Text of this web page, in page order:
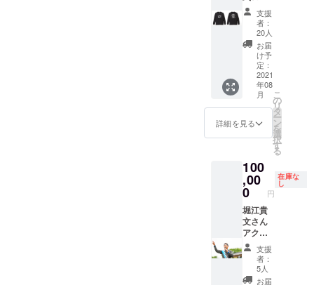
知安町
付近 ＊
交通費
や滞在
費につ
いては
購入者
様の自
己負担
となり
ます。
人の食
事会の
仕切り
方や、
VIPな
方々と
の付き
合い方
を知り
たい ・
スケ
ど そん
なお話
を聞き
たい、
相談し
たい
方、30
分間
みっち
り話し
ましょ
グTシャ
ツ ・デ
ザイン
は写真
の通り
です ・
サイズ
はXLか
Mを発
送元で
ランダ
ムに選
択させ
だきま
す
支援
者：
20人
お届
け予
定：
2021
年08
月
詳細を見る
こ
の
リ
タ
ー
ン
を
選
択
す
る
100
,00
0 円
在庫な
し
堀江貴
文さん
アク
ティビ
ティ担
当マ
ネー
支援
者：
5人
お届